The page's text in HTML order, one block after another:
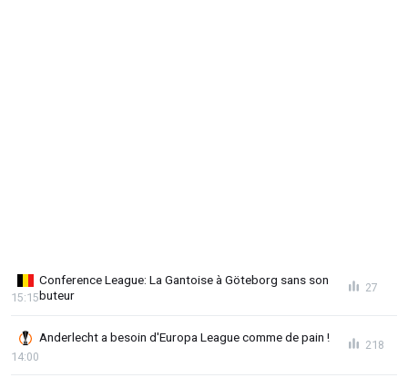
Conference League: La Gantoise à Göteborg sans son
buteur
15:15
27
Anderlecht a besoin d'Europa League comme de pain !
14:00
218